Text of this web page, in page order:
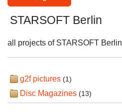
STARSOFT Berlin
all projects of STARSOFT Berlin
g2f pictures (1)
Disc Magazines (13)